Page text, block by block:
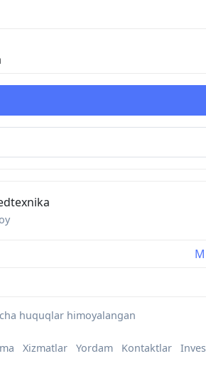
huquqlar himoyalangan
Xizmatlar Yordam Kontaktlar